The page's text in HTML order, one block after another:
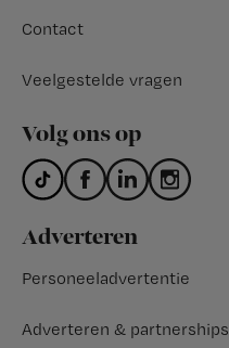
Contact
Veelgestelde vragen
Volg ons op
Adverteren
Personeeladvertentie
Adverteren & partnerships